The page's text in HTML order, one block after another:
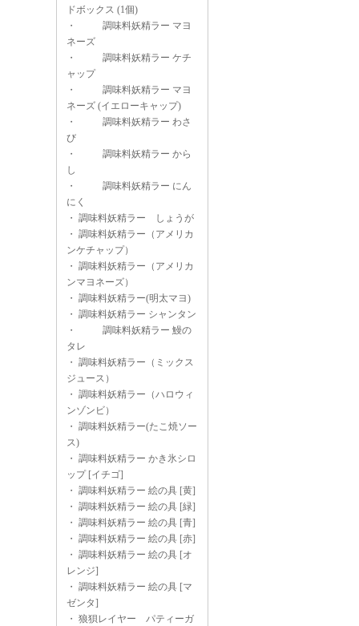
ドボックス (1個)
・
調味料妖精ラー マヨ
ネーズ
・
調味料妖精ラー ケチ
ャップ
・
調味料妖精ラー マヨ
ネーズ (イエローキャップ)
・
調味料妖精ラー わさ
び
・
調味料妖精ラー から
し
・
調味料妖精ラー にん
にく
・ 調味料妖精ラー しょうが
・ 調味料妖精ラー（アメリカ
ンケチャップ）
・ 調味料妖精ラー（アメリカ
ンマヨネーズ）
・ 調味料妖精ラー(明太マヨ)
・ 調味料妖精ラー シャンタン
・
調味料妖精ラー 鰻の
タレ
・ 調味料妖精ラー（ミックス
ジュース）
・ 調味料妖精ラー（ハロウィ
ンゾンビ）
・ 調味料妖精ラー(たこ焼ソー
ス)
・ 調味料妖精ラー かき氷シロ
ップ [イチゴ]
・ 調味料妖精ラー 絵の具 [黄]
・ 調味料妖精ラー 絵の具 [緑]
・ 調味料妖精ラー 絵の具 [青]
・ 調味料妖精ラー 絵の具 [赤]
・ 調味料妖精ラー 絵の具 [オ
レンジ]
・ 調味料妖精ラー 絵の具 [マ
ゼンタ]
・ 狼狽レイヤー パティーガ